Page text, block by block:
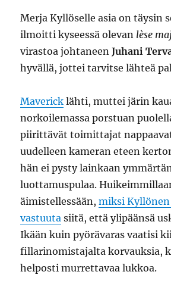
Merja Kyllöselle asia on täysin
ilmoitti kyseessä olevan lèse
virastoa johtaneenJuhani
hyvällä, jottei tarvitse lähteä
Maverick lähti, muttei järin
norkoilemassa porstuan
piirittävät toimittajat
uudelleen kameran eteen
hän ei pysty lainkaan
luottamuspulaa.
äimistellessään,miksi
vastuuta siitä, että ylipäänsä
Ikään kuin pyörävaras vaatisi
fillarinomistajalta korvauksia,
helposti murrettavaa lukkoa.